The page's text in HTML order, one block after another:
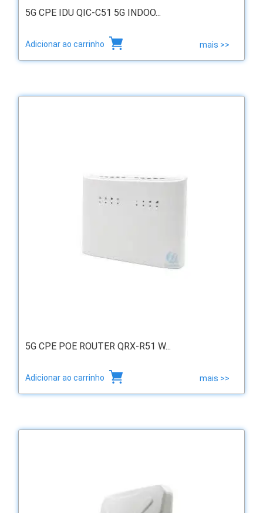
5G CPE IDU QIC-C51 5G INDOO...
Adicionar ao carrinho mais >>
5G CPE POE ROUTER QRX-R51 W...
Adicionar ao carrinho mais >>